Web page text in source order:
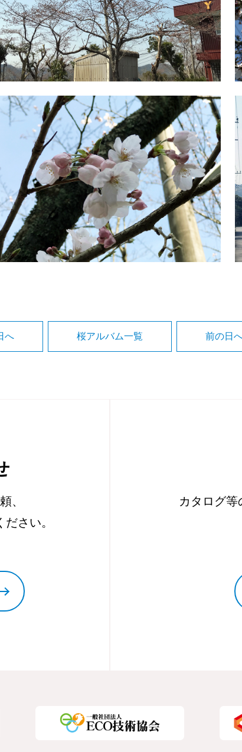
へ 前の日
桜アルバム一覧
、
さい。
カタログ